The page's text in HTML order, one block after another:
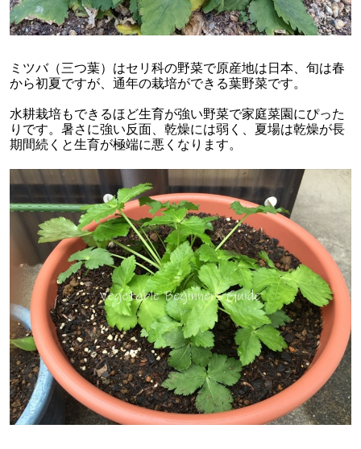
ミツバ（三つ葉）はセリ科の野菜で原産地は日本、旬は春
から初夏ですが、通年の栽培ができる葉野菜です。
水耕栽培もできるほど生育が強い野菜で家庭菜園にぴった
りです。暑さに強い反面、乾燥には弱く、夏場は乾燥が長
期間続くと生育が極端に悪くなります。